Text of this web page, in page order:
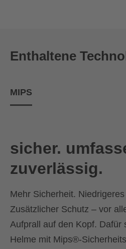
Enthaltene
MIPS
sicher.
zuverlässig.
Mehr Sicherheit.
Zusätzlicher Schutz – vor
Aufprall auf den Kopf. Dafür
Helme mit Mips®-